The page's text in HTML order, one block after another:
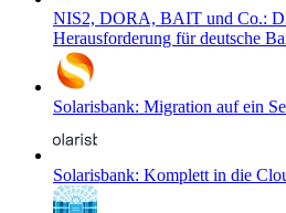
NIS2, DORA, BAIT und Co.:
Herausforderung für deutsche
Solarisbank: Migration auf ein
Solarisbank: Komplett in die